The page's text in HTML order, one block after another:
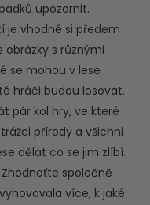
upozornit.
je vhodné si předem
obrázky s různými
se mohou v lese
hráči budou losovat.
pár kol hry, ve které
přírody a všichni
dělat co se jim zlíbí.
společně
více, k jaké